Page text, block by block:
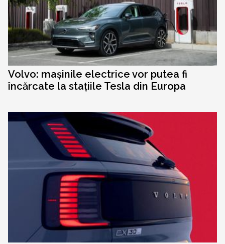
Volvo: mașinile electrice vor putea fi
încărcate la stațiile Tesla din Europa